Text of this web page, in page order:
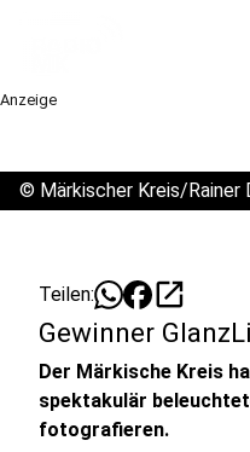
Anzeige
© Märkischer Kreis/Rainer
Teilen: open_in_new
Gewinner
Der Märkische Kreis
spektakulär
fotografieren.